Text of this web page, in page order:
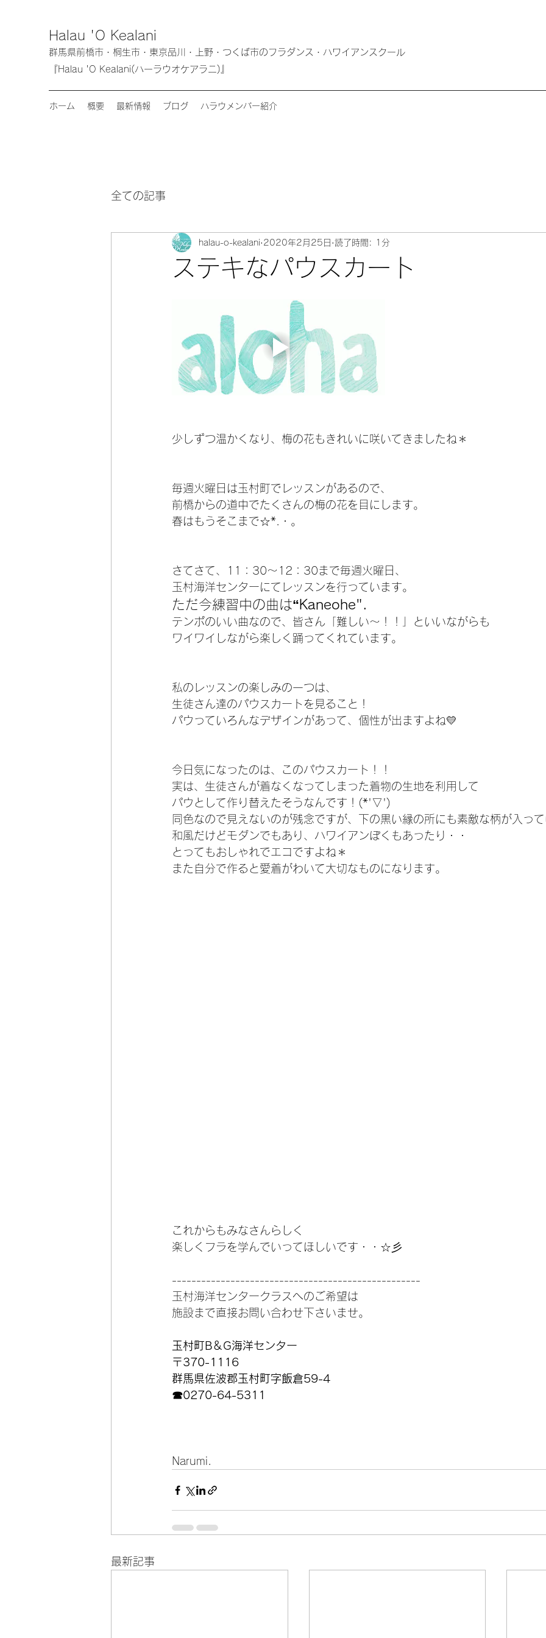
Halau 'O Kealani
群馬県前橋市・桐生市・東京品川・上野・つくば市のフラダンス・ハワイアンスクール
『Halau 'O Kealani(ハーラウオケアラニ)』
ホーム 概要 最新情報 ブログ ハラウメンバー紹介
全ての記事
ステキなパウスカート
halau-o-kealani 2020年2月25日 読了時間: 1分
少しずつ温かくなり、梅の花もきれいに咲いてきましたね＊
毎週火曜日は玉村町でレッスンがあるので、
前橋からの道中でたくさんの梅の花を目にします。
春はもうそこまで☆*.・。
さてさて、11：30～12：30まで毎週火曜日、
玉村海洋センターにてレッスンを行っています。
ただ今練習中の曲は“Kaneohe".
テンポのいい曲なので、皆さん「難しい～！！」といいながらも
ワイワイしながら楽しく踊ってくれています。
私のレッスンの楽しみの一つは、
生徒さん達のパウスカートを見ること！
パウっていろんなデザインがあって、個性が出ますよね💛
今日気になったのは、このパウスカート！！
実は、生徒さんが着なくなってしまった着物の生地を利用して
パウとして作り替えたそうなんです！(*'▽')
同色なので見えないのが残念ですが、下の黒い縁の所にも素敵な柄が入って
和風だけどモダンでもあり、ハワイアンぽくもあったり・・
とってもおしゃれでエコですよね＊
また自分で作ると愛着がわいて大切なものになります。
これからもみなさんらしく
楽しくフラを学んでいってほしいです・・☆彡
---------------------------------------------------
玉村海洋センタークラスへのご希望は
施設まで直接お問い合わせ下さいませ。
玉村町B＆G海洋センター
〒370-1116
群馬県佐波郡玉村町字飯倉59-4
☎0270-64-5311
Narumi.
最新記事